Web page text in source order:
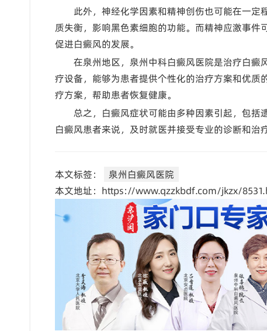
此外，神经化学因素和精神创伤也可能在一
质失衡，影响黑色素细胞的功能。而精神应激事件
促进白癜风的发展。
在泉州地区，泉州中科白癜风医院是治疗白癜
疗设备，能够为患者提供个性化的治疗方案和优
疗方案，帮助患者恢复健康。
总之，白癜风症状可能由多种因素引起，包括
白癜风患者来说，及时就医并接受专业的诊断和治
本文标签：
泉州白癜风医院
本文地址：https://www.qzzkbdf.com/jkzx/